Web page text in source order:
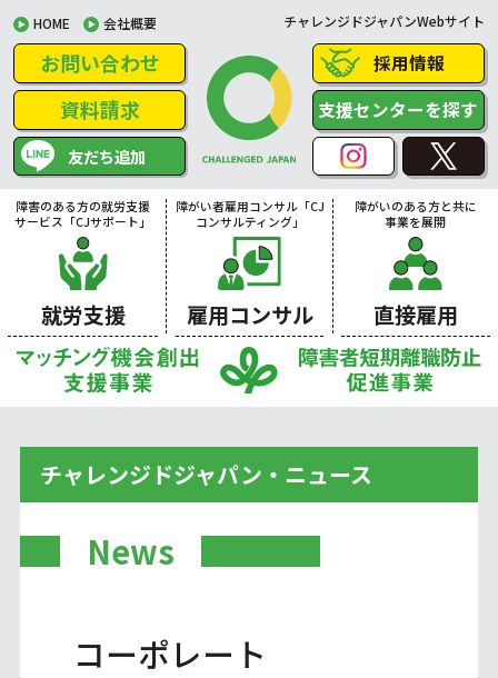
HOME 会社概要 チャレンジドジャパンWebサイト
お問い合わせ
資料請求
友だち追加
採用情報
支援センターを探す
障害のある方の就労支援
サービス「CJサポート」
就労支援
障がい者雇用コンサル「CJ
コンサルティング」
雇用コンサル
障がいのある方と共に
事業を展開
直接雇用
チャレンジドジャパン・ニュース
News
コーポレート